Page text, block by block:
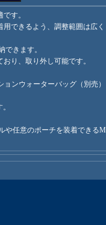
す。
できるよう、調整範囲は広く
できます。
り、取り外し可能です。
ンウォーターバッグ（別売）
や任意のポーチを装着できるM